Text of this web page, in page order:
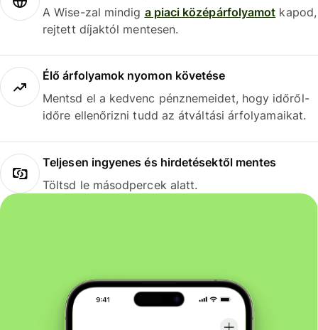
A Wise-zal mindig a piaci középárfolyamot kapod,
rejtett díjaktól mentesen.
Élő árfolyamok nyomon követése
Mentsd el a kedvenc pénznemeidet, hogy időről-
időre ellenőrizni tudd az átváltási árfolyamaikat.
Teljesen ingyenes és hirdetésektől mentes
Töltsd le másodpercek alatt.